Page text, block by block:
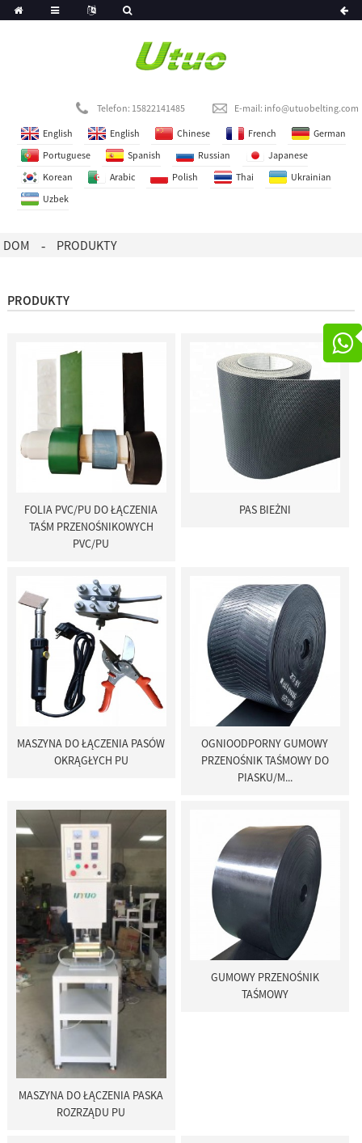
Telefon: 15822141485 E-mail: info@utuobelting.com
English English Chinese French
German
Portuguese
Spanish Russian
Japanese
Korean
Arabic Polish Thai
Ukrainian
Uzbek
DOM PRODUKTY
PRODUKTY
FOLIA PVC/PU DO ŁĄCZENIA
TAŚM PRZENOŚNIKOWYCH
PVC/PU
PAS BIEŻNI
MASZYNA DO ŁĄCZENIA PASÓW
OKRĄGŁYCH PU
OGNIOODPORNY GUMOWY
PRZENOŚNIK TAŚMOWY DO
PIASKU/M...
MASZYNA DO ŁĄCZENIA PASKA
ROZRZĄDU PU
GUMOWY PRZENOŚNIK
TAŚMOWY
